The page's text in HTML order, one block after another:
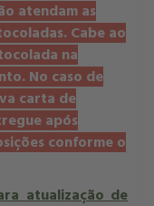
atendam as
Cabe ao
na
No caso de
carta de
após
conforme o
atualização de